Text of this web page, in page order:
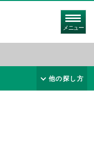
メニュー
他の探し方